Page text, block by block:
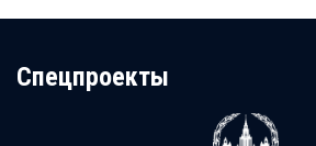
Cпецпроекты